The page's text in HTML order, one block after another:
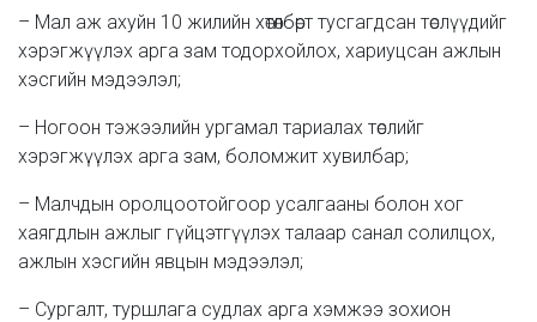
– Мал аж ахуйн 10 жилийн хөтөлбөрт тусгагдсан төслүүдийг
хэрэгжүүлэх арга зам тодорхойлох, хариуцсан ажлын
хэсгийн мэдээлэл;
– Ногоон тэжээлийн ургамал тариалах төслийг
хэрэгжүүлэх арга зам, боломжит хувилбар;
– Малчдын оролцоотойгоор усалгааны болон хог
хаягдлын ажлыг гүйцэтгүүлэх талаар санал солилцох,
ажлын хэсгийн явцын мэдээлэл;
– Сургалт, туршлага судлах арга хэмжээ зохион